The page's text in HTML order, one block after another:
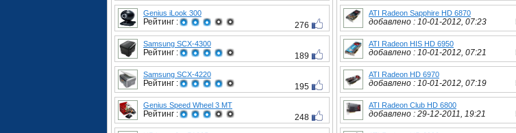
Genius iLook 300
Рейтинг : 276
Samsung SCX-4300
Рейтинг : 189
Samsung SCX-4220
Рейтинг : 195
Genius Speed Wheel 3 MT
Рейтинг : 248
ATI Radeon Sapphire HD 6870
добавлено : 10-01-2012, 07:23
ATI Radeon HIS HD 6950
добавлено : 10-01-2012, 07:21
ATI Radeon HD 6970
добавлено : 10-01-2012, 07:19
ATI Radeon Club HD 6800
добавлено : 29-12-2011, 19:21